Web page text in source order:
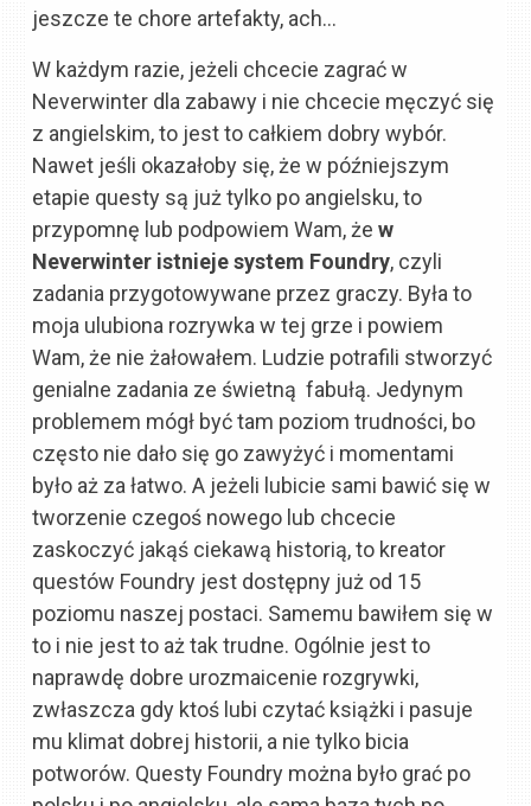
jeszcze te chore artefakty, ach…
W każdym razie, jeżeli chcecie zagrać w
Neverwinter dla zabawy i nie chcecie męczyć się
z angielskim, to jest to całkiem dobry wybór.
Nawet jeśli okazałoby się, że w późniejszym
etapie questy są już tylko po angielsku, to
przypomnę lub podpowiem Wam, żew
Neverwinter istnieje system Foundry, czyli
zadania przygotowywane przez graczy. Była to
moja ulubiona rozrywka w tej grze i powiem
Wam, że nie żałowałem. Ludzie potrafili stworzyć
genialne zadania ze świetną fabułą. Jedynym
problemem mógł być tam poziom trudności, bo
często nie dało się go zawyżyć i momentami
było aż za łatwo. A jeżeli lubicie sami bawić się w
tworzenie czegoś nowego lub chcecie
zaskoczyć jakąś ciekawą historią, to kreator
questów Foundry jest dostępny już od 15
poziomu naszej postaci. Samemu bawiłem się w
to i nie jest to aż tak trudne. Ogólnie jest to
naprawdę dobre urozmaicenie rozgrywki,
zwłaszcza gdy ktoś lubi czytać książki i pasuje
mu klimat dobrej historii, a nie tylko bicia
potworów. Questy Foundry można było grać po